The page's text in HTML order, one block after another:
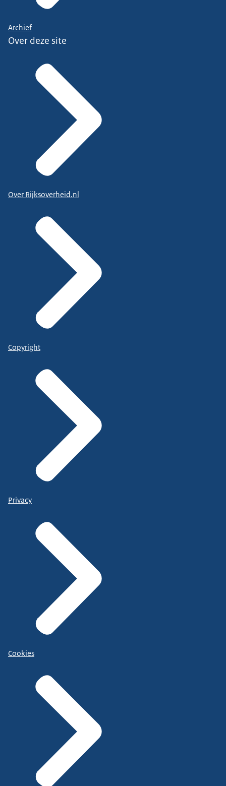
Archief
Over deze site
Over Rijksoverheid.nl
Copyright
Privacy
Cookies